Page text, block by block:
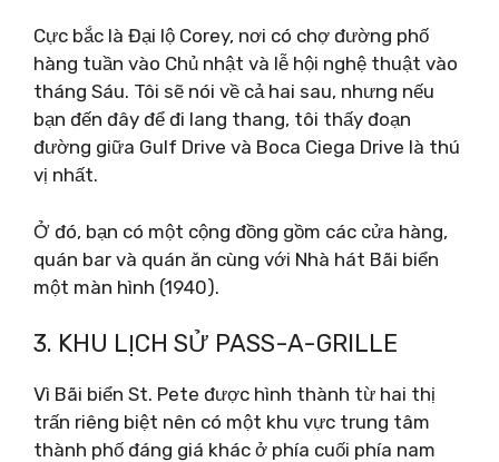
Cực bắc là Đại lộ Corey, nơi có chợ đường phố
hàng tuần vào Chủ nhật và lễ hội nghệ thuật vào
tháng Sáu. Tôi sẽ nói về cả hai sau, nhưng nếu
bạn đến đây để đi lang thang, tôi thấy đoạn
đường giữa Gulf Drive và Boca Ciega Drive là thú
vị nhất.
Ở đó, bạn có một cộng đồng gồm các cửa hàng,
quán bar và quán ăn cùng với Nhà hát Bãi biển
một màn hình (1940).
3. KHU LỊCH SỬ PASS-A-GRILLE
Vì Bãi biển St. Pete được hình thành từ hai thị
trấn riêng biệt nên có một khu vực trung tâm
thành phố đáng giá khác ở phía cuối phía nam